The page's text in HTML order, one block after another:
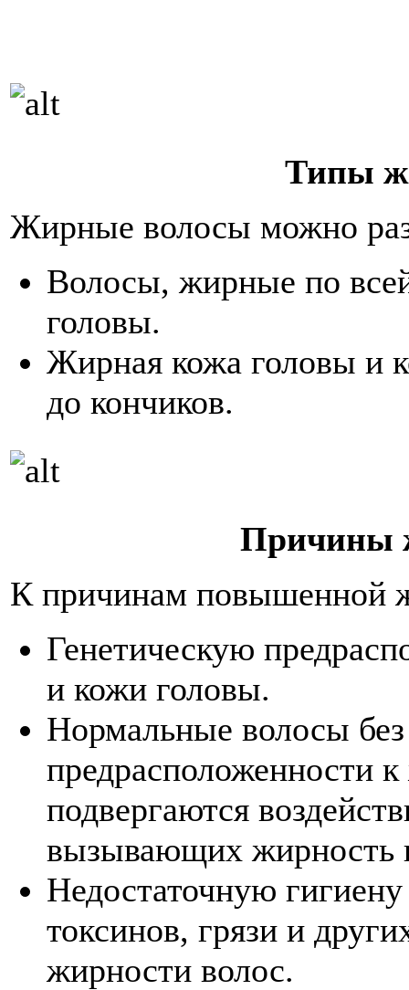
Типы
Жирные волосы можно
Волосы, жирные по
головы.
Жирная кожа головы и
до кончиков.
Причины
К причинам повышенной
Генетическую
и кожи головы.
Нормальные волосы без
предрасположенности
подвергаются
вызывающих жирность
Недостаточную
токсинов, грязи и
жирности волос.